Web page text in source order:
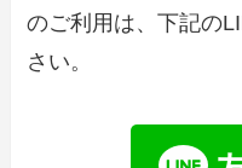
のご利用は、下記の
さい。